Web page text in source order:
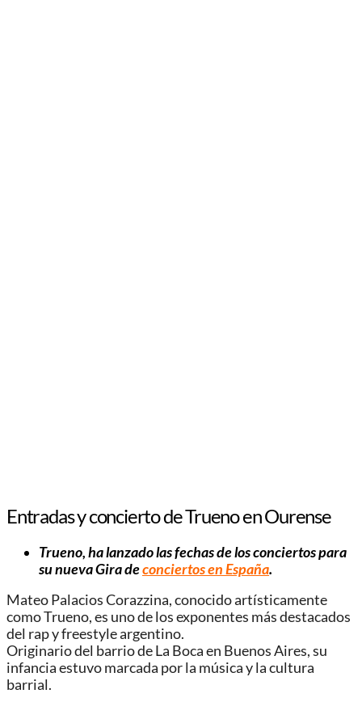
Entradas y concierto de Trueno en Ourense
Trueno, ha lanzado las fechas de los conciertos para
su nueva Gira deconciertos en España.
Mateo Palacios Corazzina, conocido artísticamente
como Trueno, es uno de los exponentes más destacados
del rap y freestyle argentino.
Originario del barrio de La Boca en Buenos Aires, su
infancia estuvo marcada por la música y la cultura
barrial.